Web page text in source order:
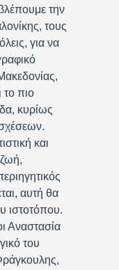
την
τους
για να
το πιο
κυρίως
και
ζωή,
αυτή θα
ιστοτόπου.
Αναστασία
του